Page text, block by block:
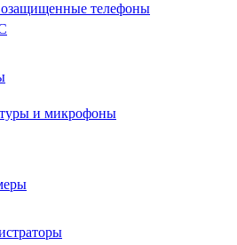
телефоны
и микрофоны